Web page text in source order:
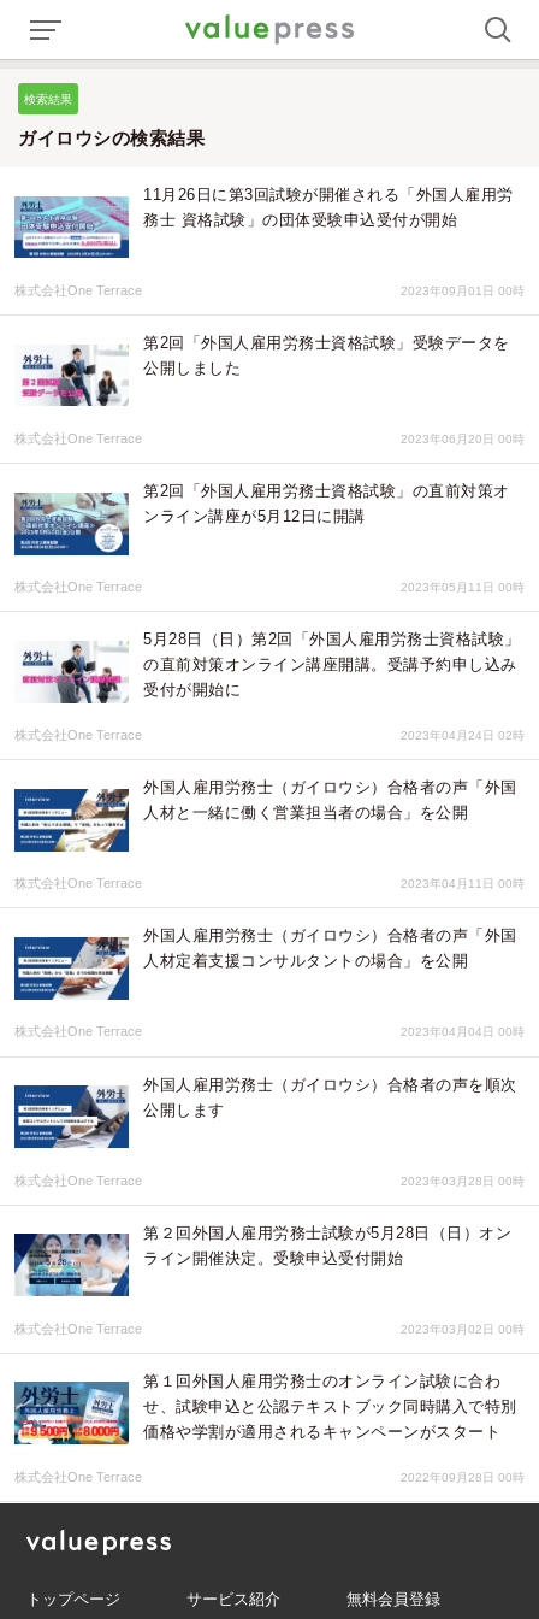
検索結果
ガイロウシの検索結果
11月26日に第3回試験が開催される「外国人雇用労
務士 資格試験」の団体受験申込受付が開始
株式会社One Terrace 2023年09月01日 00時
第2回「外国人雇用労務士資格試験」受験データを
公開しました
株式会社One Terrace 2023年06月20日 00時
第2回「外国人雇用労務士資格試験」の直前対策オ
ンライン講座が5月12日に開講
株式会社One Terrace 2023年05月11日 00時
5月28日（日）第2回「外国人雇用労務士資格試験」
の直前対策オンライン講座開講。受講予約申し込み
受付が開始に
株式会社One Terrace 2023年04月24日 02時
外国人雇用労務士（ガイロウシ）合格者の声「外国
人材と一緒に働く営業担当者の場合」を公開
株式会社One Terrace 2023年04月11日 00時
外国人雇用労務士（ガイロウシ）合格者の声「外国
人材定着支援コンサルタントの場合」を公開
株式会社One Terrace 2023年04月04日 00時
外国人雇用労務士（ガイロウシ）合格者の声を順次
公開します
株式会社One Terrace 2023年03月28日 00時
第２回外国人雇用労務士試験が5月28日（日）オン
ライン開催決定。受験申込受付開始
株式会社One Terrace 2023年03月02日 00時
第１回外国人雇用労務士のオンライン試験に合わ
せ、試験申込と公認テキストブック同時購入で特別
価格や学割が適用されるキャンペーンがスタート
株式会社One Terrace 2022年09月28日 00時
トップページ サービス紹介 無料会員登録